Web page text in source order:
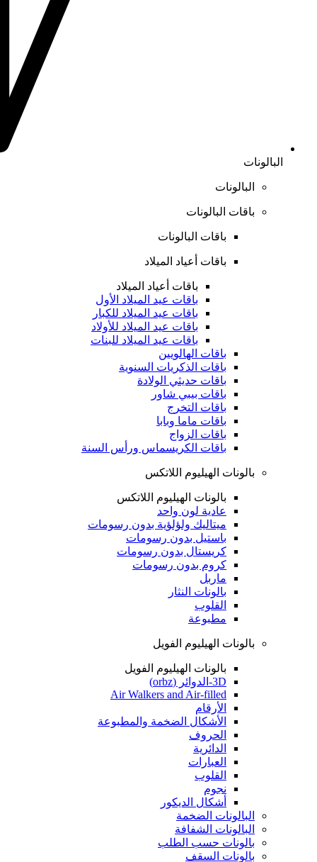
البالونات
البالونات
باقات البالونات
باقات البالونات
باقات أعياد الميلاد
باقات أعياد الميلاد
باقات عيد الميلاد الأول
باقات عيد الميلاد للكبار
باقات عيد الميلاد للأولاد
باقات عيد الميلاد للبنات
باقات الهالويين
باقات الذكريات السنوية
باقات حديثي الولادة
باقات بيبي شاور
باقات التخرج
باقات ماما وبابا
باقات الزواج
باقات الكريسماس ورأس السنة
بالونات الهيليوم اللاتكس
بالونات الهيليوم اللاتكس
عادية لون واحد
ميتاليك ولؤلؤية بدون رسومات
باستيل بدون رسومات
كريستال بدون رسومات
كروم بدون رسومات
ماربل
بالونات النثار
القلوب
مطبوعة
بالونات الهيليوم الفويل
بالونات الهيليوم الفويل
3D-الدوائر (orbz)
Air Walkers and Air-filled
الأرقام
الأشكال الضخمة والمطبوعة
الحروف
الدائرية
العبارات
القلوب
نجوم
أشكال الديكور
البالونات الضخمة
البالونات الشفافة
بالونات حسب الطلب
بالونات السقف